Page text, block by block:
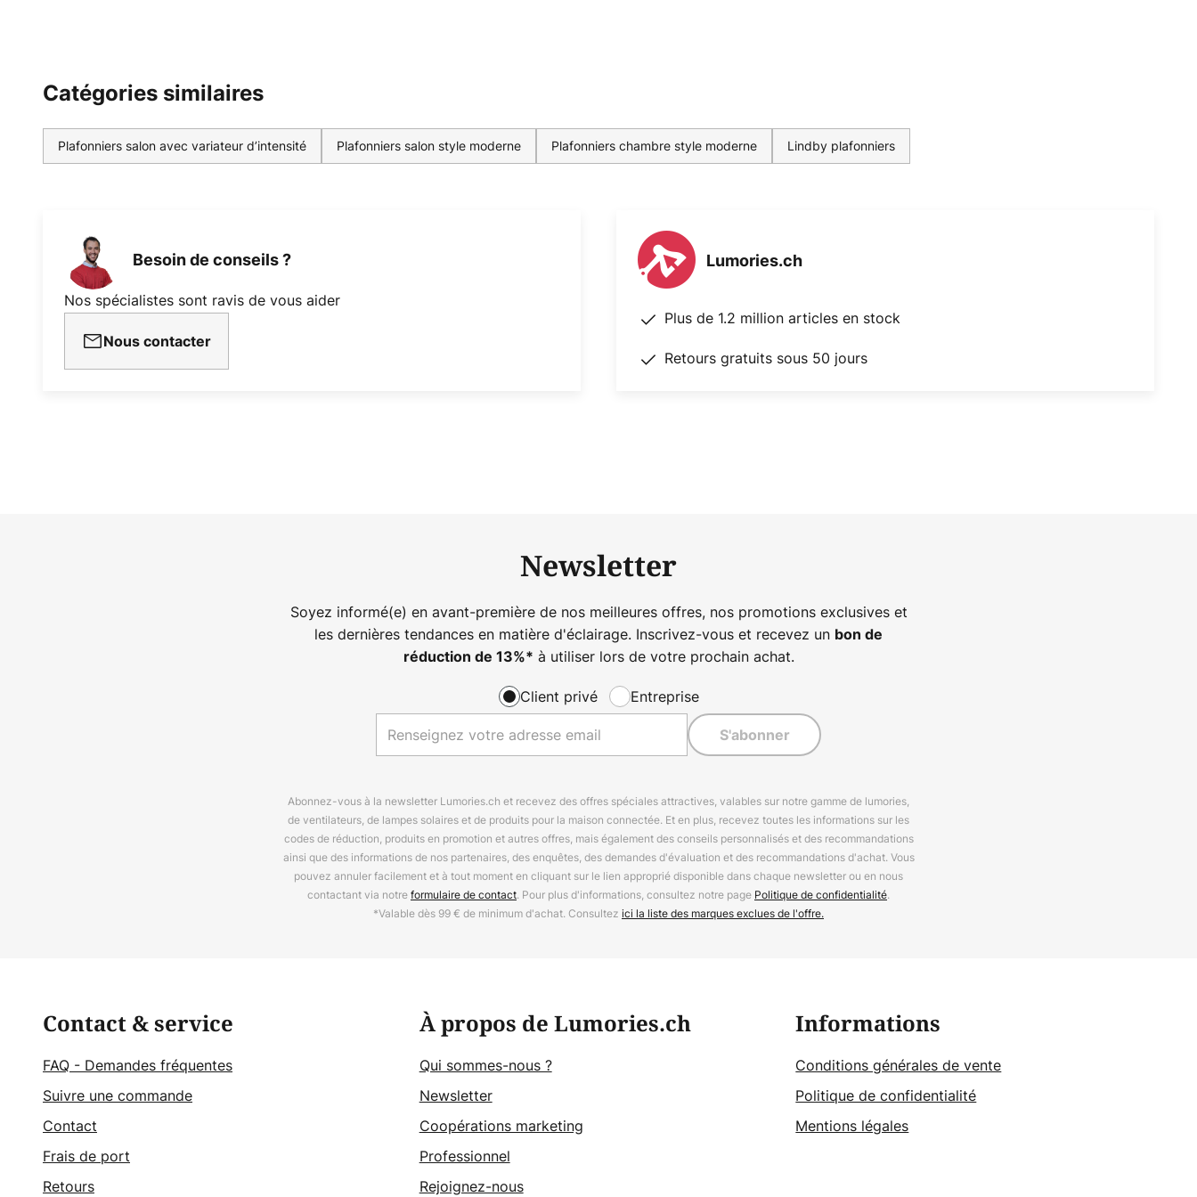
Catégories similaires
Plafonniers salon avec variateur d’intensité Plafonniers salon style moderne Plafonniers chambre style moderne Lindby plafonniers
Besoin de conseils ?
Nos spécialistes sont ravis de vous aider
Nous contacter
Lumories.ch
Plus de 1.2 million articles en stock
Retours gratuits sous 50 jours
Newsletter
Soyez informé(e) en avant-première de nos meilleures offres, nos promotions exclusives et
les dernières tendances en matière d'éclairage. Inscrivez-vous et recevez un bon de
réduction de 13%* à utiliser lors de votre prochain achat.
Client privé Entreprise
S'abonner
Abonnez-vous à la newsletter Lumories.ch et recevez des offres spéciales attractives, valables sur notre gamme de lumories,
de ventilateurs, de lampes solaires et de produits pour la maison connectée. Et en plus, recevez toutes les informations sur les
codes de réduction, produits en promotion et autres offres, mais également des conseils personnalisés et des recommandations
ainsi que des informations de nos partenaires, des enquêtes, des demandes d'évaluation et des recommandations d'achat. Vous
pouvez annuler facilement et à tout moment en cliquant sur le lien approprié disponible dans chaque newsletter ou en nous
contactant via notreformulaire de contact. Pour plus d'informations, consultez notre page Politique de confidentialité.
*Valable dès 99 € de minimum d'achat. Consultez ici la liste des marques exclues de l'offre.
Contact & service
FAQ - Demandes fréquentes
Suivre une commande
Contact
Frais de port
Retours
À propos de Lumories.ch
Qui sommes-nous ?
Newsletter
Coopérations marketing
Professionnel
Rejoignez-nous
Informations
Conditions générales de vente
Politique de confidentialité
Mentions légales